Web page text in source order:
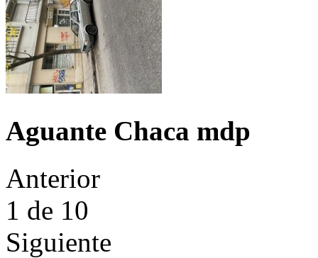
Aguante Chaca mdp
Anterior
1 de 10
Siguiente